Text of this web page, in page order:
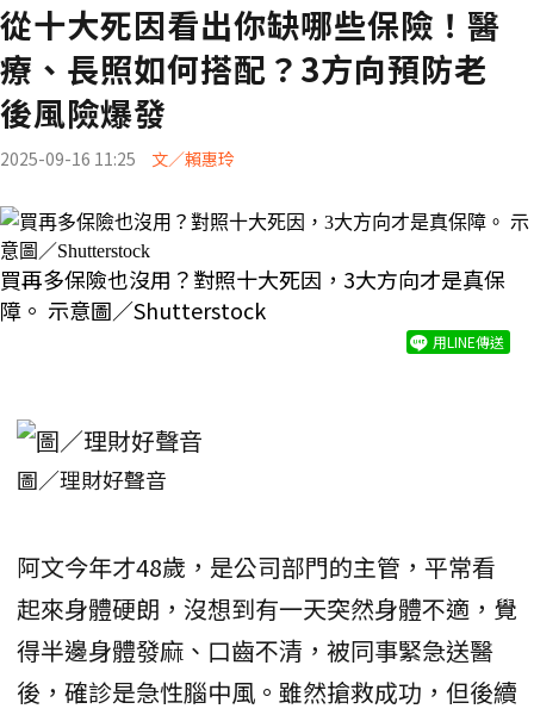
從十大死因看出你缺哪些保險！醫
療、長照如何搭配？3方向預防老
後風險爆發
2025-09-16 11:25 文／賴惠玲
買再多保險也沒用？對照十大死因，3大方向才是真保
障。 示意圖／Shutterstock
用LINE傳送
圖／理財好聲音
阿文今年才48歲，是公司部門的主管，平常看
起來身體硬朗，沒想到有一天突然身體不適，覺
得半邊身體發麻、口齒不清，被同事緊急送醫
後，確診是急性腦中風。雖然搶救成功，但後續